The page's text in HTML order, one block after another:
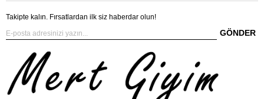
Takipte kalın. Fırsatlardan ilk siz haberdar olun!
GÖNDER